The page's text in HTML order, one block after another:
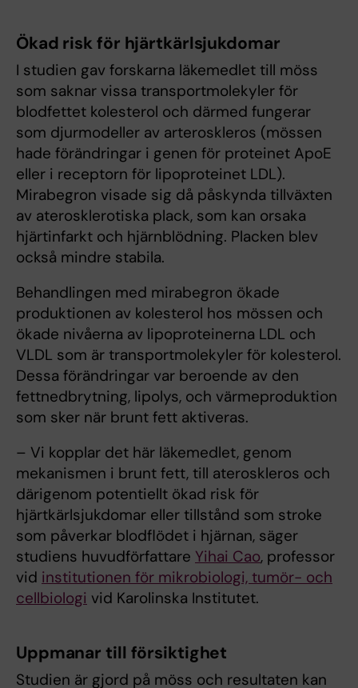
Ökad risk för hjärtkärlsjukdomar
I studien gav forskarna läkemedlet till möss
som saknar vissa transportmolekyler för
blodfettet kolesterol och därmed fungerar
som djurmodeller av arteroskleros (mössen
hade förändringar i genen för proteinet ApoE
eller i receptorn för lipoproteinet LDL).
Mirabegron visade sig då påskynda tillväxten
av aterosklerotiska plack, som kan orsaka
hjärtinfarkt och hjärnblödning. Placken blev
också mindre stabila.
Behandlingen med mirabegron ökade
produktionen av kolesterol hos mössen och
ökade nivåerna av lipoproteinerna LDL och
VLDL som är transportmolekyler för kolesterol.
Dessa förändringar var beroende av den
fettnedbrytning, lipolys, och värmeproduktion
som sker när brunt fett aktiveras.
– Vi kopplar det här läkemedlet, genom
mekanismen i brunt fett, till ateroskleros och
därigenom potentiellt ökad risk för
hjärtkärlsjukdomar eller tillstånd som stroke
som påverkar blodflödet i hjärnan, säger
studiens huvudförfattare Yihai Cao, professor
vid institutionen för mikrobiologi, tumör- och
cellbiologi vid Karolinska Institutet.
Uppmanar till försiktighet
Studien är gjord på möss och resultaten kan